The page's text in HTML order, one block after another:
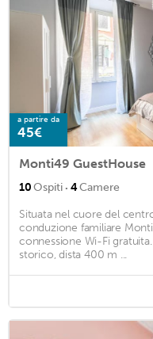
a partire da
45€
Monti49 GuestHouse
10Ospiti · 4Camere
Situata nel cuore del
conduzione familiare
connessione Wi-Fi
storico, dista 400 m ...